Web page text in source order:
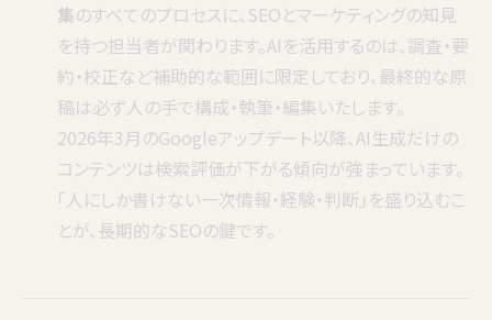
集のすべてのプロセスに、SEOとマーケティングの知見
を持つ担当者が関わります。AIを活用するのは、調査・要
約・校正など補助的な範囲に限定しており、最終的な原
稿は必ず人の手で構成・執筆・編集いたします。
2026年3月のGoogleアップデート以降、AI生成だけの
コンテンツは検索評価が下がる傾向が強まっています。
「人にしか書けない一次情報・経験・判断」を盛り込むこ
とが、長期的なSEOの鍵です。